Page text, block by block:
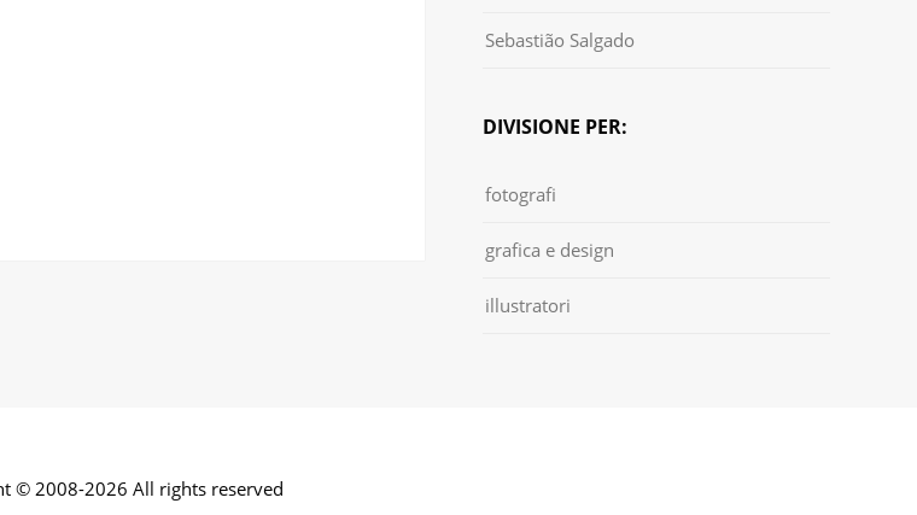
Sebastião Salgado
DIVISIONE PER:
fotografi
grafica e design
illustratori
© 2008-2026 All rights reserved